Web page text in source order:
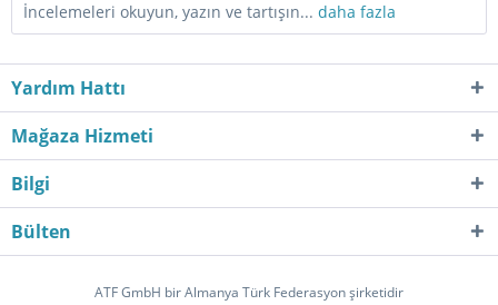
İncelemeleri okuyun, yazın ve tartışın... daha fazla
Yardım Hattı
Mağaza Hizmeti
Bilgi
Bülten
ATF GmbH bir Almanya Türk Federasyon şirketidir